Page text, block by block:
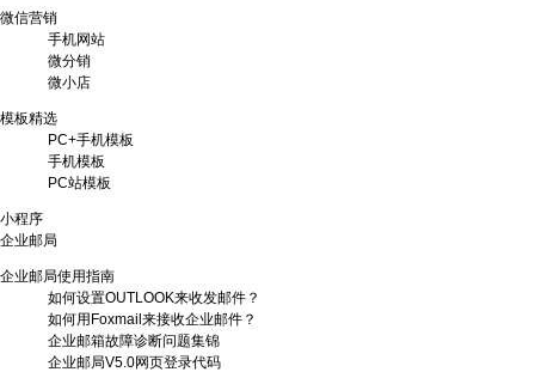
微信营销
手机网站
微分销
微小店
模板精选
PC+手机模板
手机模板
PC站模板
小程序
企业邮局
企业邮局使用指南
如何设置OUTLOOK来收发邮件？
如何用Foxmail来接收企业邮件？
企业邮箱故障诊断问题集锦
企业邮局V5.0网页登录代码